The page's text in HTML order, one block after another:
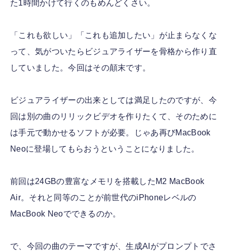
た1時間かけて行くのもめんどくさい。
「これも欲しい」「これも追加したい」が止まらなくな
って、気がついたらビジュアライザーを骨格から作り直
していました。今回はその顛末です。
ビジュアライザーの出来としては満足したのですが、今
回は別の曲のリリックビデオを作りたくて、そのために
は手元で動かせるソフトが必要。じゃあ再びMacBook
Neoに登場してもらおうということになりました。
前回は24GBの豊富なメモリを搭載したM2 MacBook
Air。それと同等のことが前世代のiPhoneレベルの
MacBook Neoでできるのか。
で、今回の曲のテーマですが、生成AIがプロンプトでさ